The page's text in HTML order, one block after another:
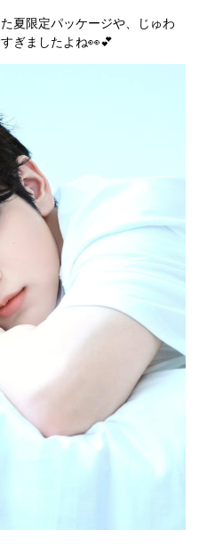
夏限定パッケージや、じゅわ
ぎましたよね👀💕